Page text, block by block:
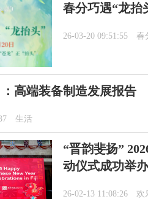
春分巧遇“龙抬
26-03-20 09:51:55 春
：高端装备制造发展报告
生活
“晋韵斐扬”
动仪式成功举办
26-02-13 11:08:26 欢